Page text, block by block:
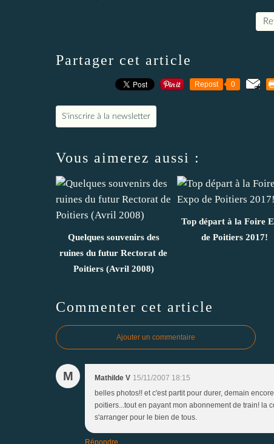
Partager cet article
Repost 0
S'inscrire à la newsletter
Vous aimerez aussi :
Quelques souvenirs des
ruines du futur Rectorat de
Poitiers (Avril 2008)
Top départ à la Foire
de Poitiers 2017!
Commenter cet article
Ajouter un commentaire
M Mathilde V 15/11/2007 18:15
belles photos!! et c'est partit pour durer, demain
poitiers...tout en payant mon abonnement de train! la
s'arranger pour le bien de tous.
Répondre